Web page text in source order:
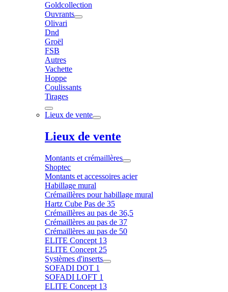
Goldcollection
Ouvrants
Olivari
Dnd
Groël
FSB
Autres
Vachette
Hoppe
Coulissants
Tirages
Lieux de vente
Lieux de vente
Montants et crémaillères
Shoptec
Montants et accessoires acier
Habillage mural
Crémaillères pour habillage mural
Hartz Cube Pas de 35
Crémaillères au pas de 36,5
Crémaillères au pas de 37
Crémaillères au pas de 50
ELITE Concept 13
ELITE Concept 25
Systèmes d'inserts
SOFADI DOT 1
SOFADI LOFT 1
ELITE Concept 13